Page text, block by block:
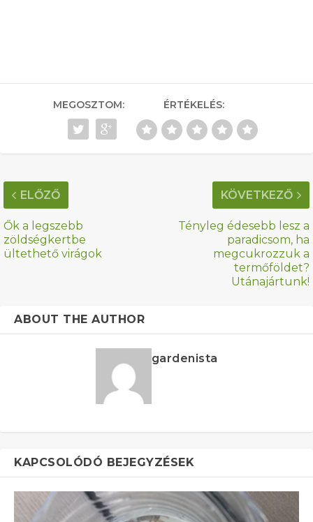
MEGOSZTOM: ÉRTÉKELÉS:
ELŐZŐ
Ők a legszebb
zöldségkertbe
ültethető virágok
KÖVETKEZŐ
Tényleg édesebb lesz a
paradicsom, ha
megcukrozzuk a
termőföldet?
Utánajártunk!
ABOUT THE AUTHOR
gardenista
KAPCSOLÓDÓ BEJEGYZÉSEK